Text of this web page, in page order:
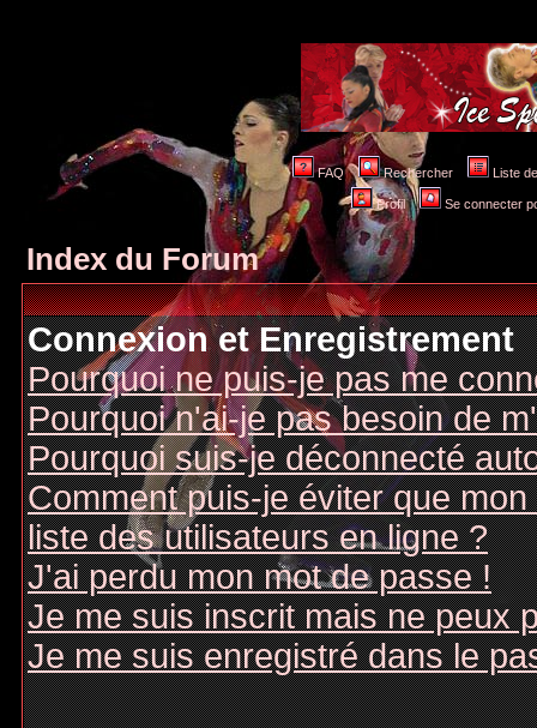
FAQ Rechercher Liste
Profil Se connecter
Index du Forum
Connexion et Enregistrement
Pourquoi ne puis-je pas me
Pourquoi n'ai-je pas besoin de
Pourquoi suis-je déconnecté
Comment puis-je éviter que
liste des utilisateurs en ligne ?
J'ai perdu mon mot de passe !
Je me suis inscrit mais ne peux
Je me suis enregistré dans le